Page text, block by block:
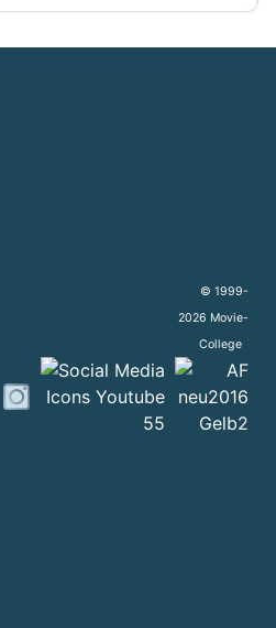
© 1999-
2026 Movie-
College